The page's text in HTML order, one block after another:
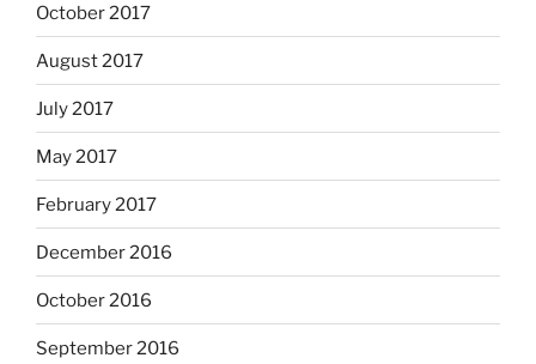
October 2017
August 2017
July 2017
May 2017
February 2017
December 2016
October 2016
September 2016